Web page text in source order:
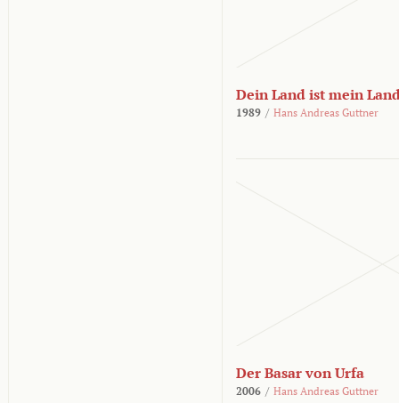
Dein Land ist mein
1989 / Hans Andreas Guttner
Der Basar von Urfa
2006 / Hans Andreas Guttner